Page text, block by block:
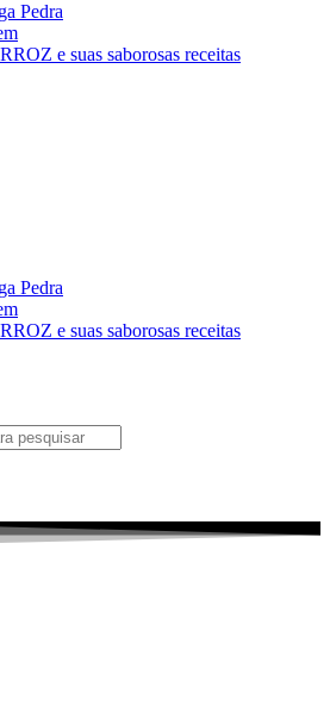
Pedra
e suas saborosas receitas
Pedra
e suas saborosas receitas